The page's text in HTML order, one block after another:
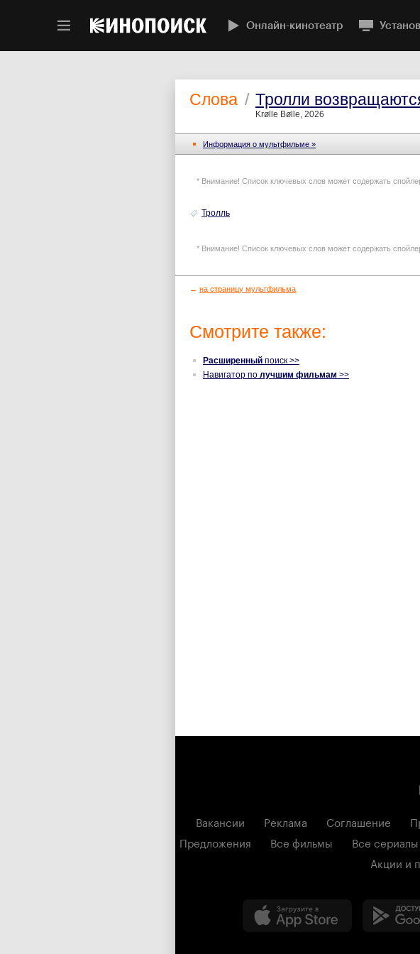
Онлайн-кинотеатр
Слова / Тролли
Krølle Bølle, 2026
Информация o мультфильме »
* Внимание! Список ключевых слов может содержать
Тролль
* Внимание! Список ключевых слов может содержать
← на страницу мультфильма
Смотрите также:
Расширенный поиск >>
Навигатор по лучшим фильмам >>
Вакансии Реклама Соглашение
Предложения
Все фильмы Все сериалы
Акции и